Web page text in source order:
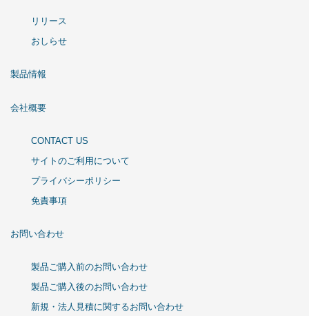
リリース
おしらせ
製品情報
会社概要
CONTACT US
サイトのご利用について
プライバシーポリシー
免責事項
お問い合わせ
製品ご購入前のお問い合わせ
製品ご購入後のお問い合わせ
新規・法人見積に関するお問い合わせ